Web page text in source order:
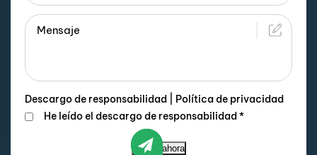
Descargo de responsabilidad
Política de privacidad
He leído el descargo de responsabilidad *
Enviar ahora